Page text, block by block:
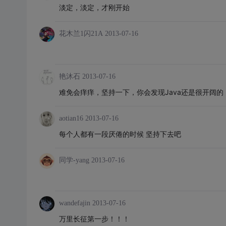
淡定，淡定，才刚开始
花木兰1闪21A 2013-07-16
艳沐石 2013-07-16
难免会痒痒，坚持一下，你会发现Java还是很开阔的
aotian16 2013-07-16
每个人都有一段厌倦的时候 坚持下去吧
同学-yang 2013-07-16
wandefajin 2013-07-16
万里长征第一步！！！